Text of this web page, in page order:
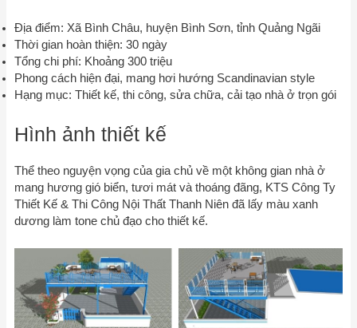
Địa điểm: Xã Bình Châu, huyện Bình Sơn, tỉnh Quảng Ngãi
Thời gian hoàn thiện: 30 ngày
Tổng chi phí: Khoảng 300 triệu
Phong cách hiện đại, mang hơi hướng Scandinavian style
Hạng mục: Thiết kế, thi công, sửa chữa, cải tạo nhà ở trọn gói
Hình ảnh thiết kế
Thể theo nguyện vọng của gia chủ về một không gian nhà ở
mang hương gió biển, tươi mát và thoáng đãng, KTS Công Ty
Thiết Kế & Thi Công Nội Thất Thanh Niên đã lấy màu xanh
dương làm tone chủ đạo cho thiết kế.